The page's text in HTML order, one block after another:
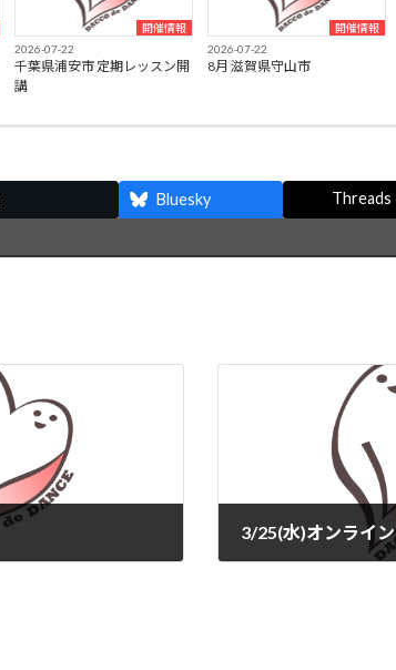
開催情報
2026-07-22
千葉県浦安市 定期レッスン開
講
開催情報
2026-07-22
8月 滋賀県守山市
Bluesky Threads
3/25(水)オンライン